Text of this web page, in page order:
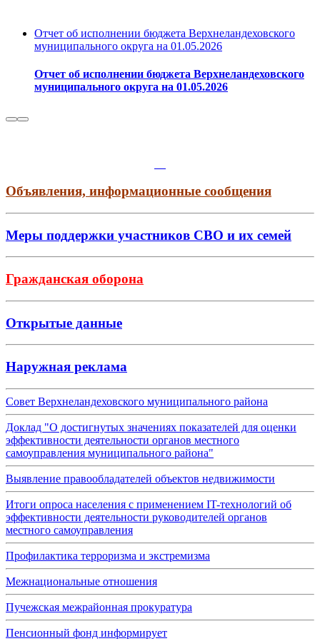
Отчет об исполнении бюджета Верхнеландеховского
муниципального округа на 01.05.2026
Отчет об исполнении бюджета Верхнеландеховского
муниципального округа на 01.05.2026
Объявления, информационные сообщения
Меры поддержки участников СВО и их семей
Гражданская оборона
Открытые данные
Наружная реклама
Совет Верхнеландеховского муниципального района
Доклад "О достигнутых значениях показателей для оценки
эффективности деятельности органов местного
самоуправления муниципального района"
Выявление правообладателей объектов недвижимости
Итоги опроса населения с применением IT-технологий об
эффективности деятельности руководителей органов
местного самоуправления
Профилактика терроризма и экстремизма
Межнациональные отношения
Пучежская межрайонная прокуратура
Пенсионный фонд информирует